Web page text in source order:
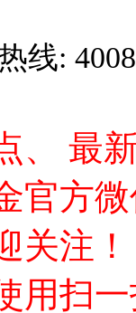
线:
、 最
官方
关注！
用扫